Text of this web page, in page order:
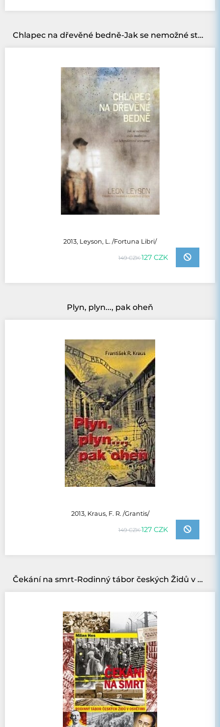
Chlapec na dřevěné bedně-Jak se nemožné stalo možným…na Schindlerově seznamu
2013, Leyson, L. /Fortuna Libri/
149 CZK127 CZK
Plyn, plyn..., pak oheň
2013, Kraus, F. R. /Grantis/
149 CZK127 CZK
Čekání na smrt-Rodinný tábor českých Židů v Osvětimi